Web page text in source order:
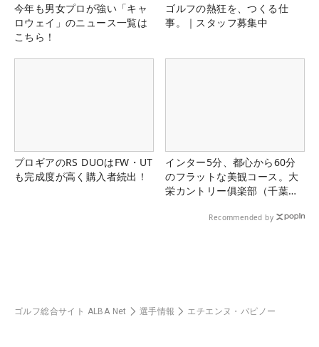
今年も男女プロが強い「キャ
ロウェイ」のニュース一覧は
こちら！
ゴルフの熱狂を、つくる仕
事。｜スタッフ募集中
プロギアのRS DUOはFW・UT
も完成度が高く購入者続出！
インター5分、都心から60分
のフラットな美観コース。大
栄カントリー俱楽部（千葉
Recommended by
ゴルフ総合サイト ALBA Net 選手情報 エチエンヌ・パピノー